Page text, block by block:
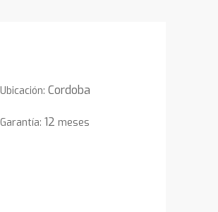
Ubicación: Cordoba
Garantía: 12 meses